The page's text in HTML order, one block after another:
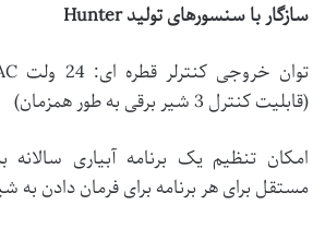
سازگار با سنسورهای تولید Hunter
(قابلیت کنترل 3 شیر برقی به طور همزمان)
امکان تنظیم یک برنامه آبیاری
مستقل برای هر برنامه برای فرمان دادن به